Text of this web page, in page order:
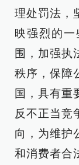
理处罚法，
映强烈的
围，加强执
秩序，保障
国，具有重
反不正当竞
向，为维护
和消费者合